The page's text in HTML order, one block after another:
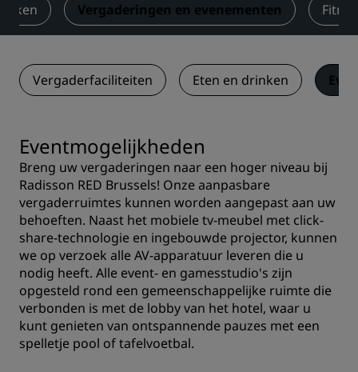
Vergaderingen en evenementen
Vergaderfaciliteiten Eten en drinken
Eventmogelijkheden
Breng uw vergaderingen naar een hoger niveau bij
Radisson RED Brussels! Onze aanpasbare
vergaderruimtes kunnen worden aangepast aan uw
behoeften. Naast het mobiele tv-meubel met click-
share-technologie en ingebouwde projector, kunnen
we op verzoek alle AV-apparatuur leveren die u
nodig heeft. Alle event- en gamesstudio's zijn
opgesteld rond een gemeenschappelijke ruimte die
verbonden is met de lobby van het hotel, waar u
kunt genieten van ontspannende pauzes met een
spelletje pool of tafelvoetbal.